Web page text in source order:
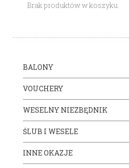
Brak produktów w koszyku.
BALONY
VOUCHERY
WESELNY NIEZBĘDNIK
ŚLUB I WESELE
INNE OKAZJE